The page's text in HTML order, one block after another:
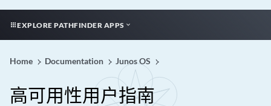
EXPLORE PATHFINDER APPS
Home Documentation Junos OS
高可用性用户指南